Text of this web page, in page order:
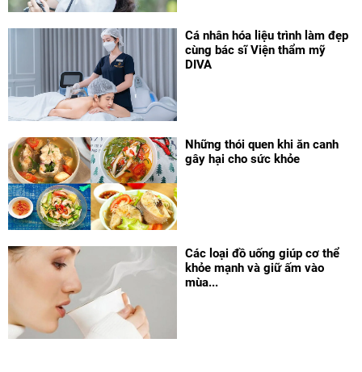
Cá nhân hóa liệu trình làm đẹp
cùng bác sĩ Viện thẩm mỹ
DIVA
Những thói quen khi ăn canh
gây hại cho sức khỏe
Các loại đồ uống giúp cơ thể
khỏe mạnh và giữ ấm vào
mùa...